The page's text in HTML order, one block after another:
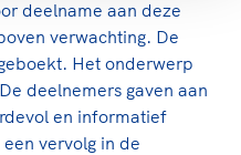
deelname aan deze
verwachting. De
Het onderwerp
deelnemers gaven aan
en informatief
vervolg in de